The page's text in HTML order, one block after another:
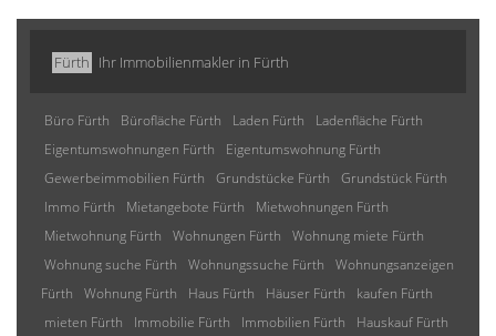
Fürth Ihr Immobilienmakler in Fürth
Büro Fürth Bürofläche Fürth Laden Fürth
Ladenfläche Fürth
Eigentumswohnungen Fürth
Eigentumswohnung Fürth
Gewerbeimmobilien Fürth
Grundstücke Fürth
Grundstück Fürth
Immo Fürth
Mietangebote Fürth
Mietwohnungen Fürth
Mietwohnung Fürth
Wohnungen Fürth
Wohnung miete Fürth
Wohnung suche Fürth
Wohnungssuche Fürth
Wohnungsanzeigen
Fürth
Wohnung Fürth Haus Fürth Häuser Fürth
kaufen Fürth
mieten Fürth
Immobilie Fürth Immobilien Fürth
Hauskauf Fürth